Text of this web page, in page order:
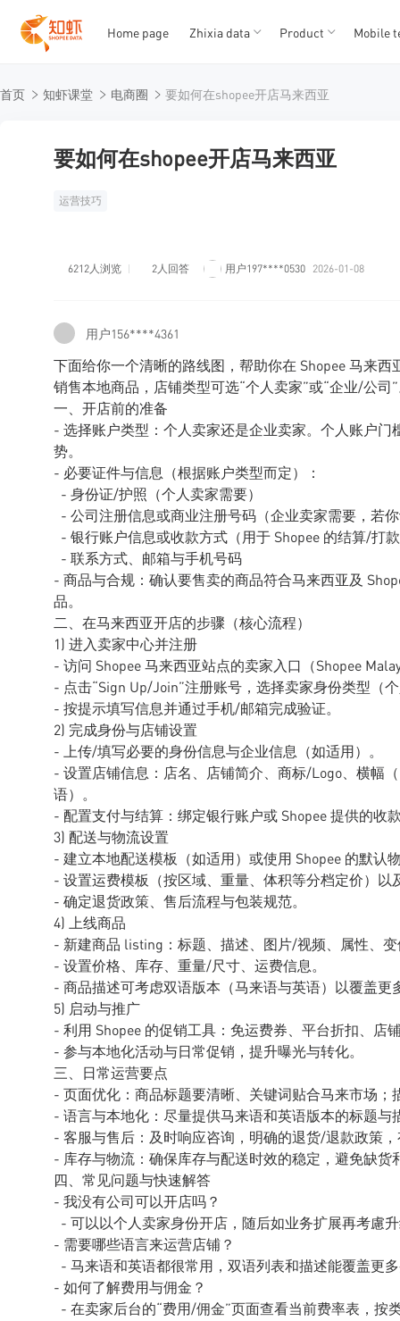
12345
Home page Zhixia data Product Mobile
首页 知虾课堂 电商圈 要如何在shopee开店马来西亚
要如何在shopee开店马来西亚
运营技巧
6212人浏览 2人回答 用户197****0530 2026-01-08
用户156****4361
下面给你一个清晰的路线图，帮助你在 Shopee 马来
销售本地商品，店铺类型可选“个人卖家”或“企业/公司
一、开店前的准备
- 选择账户类型：个人卖家还是企业卖家。个人账户
势。
- 必要证件与信息（根据账户类型而定）：
- 身份证/护照（个人卖家需要）
- 公司注册信息或商业注册号码（企业卖家需要，若
- 银行账户信息或收款方式（用于 Shopee 的结算/打
- 联系方式、邮箱与手机号码
- 商品与合规：确认要售卖的商品符合马来西亚及
品。
二、在马来西亚开店的步骤（核心流程）
1) 进入卖家中心并注册
- 访问 Shopee 马来西亚站点的卖家入口（Shopee
- 点击“Sign Up/Join”注册账号，选择卖家身份类型（
- 按提示填写信息并通过手机/邮箱完成验证。
2) 完成身份与店铺设置
- 上传/填写必要的身份信息与企业信息（如适用）。
- 设置店铺信息：店名、店铺简介、商标/Logo、横幅
语）。
- 配置支付与结算：绑定银行账户或 Shopee 提供的收
3) 配送与物流设置
- 建立本地配送模板（如适用）或使用 Shopee 的默认
- 设置运费模板（按区域、重量、体积等分档定价）以
- 确定退货政策、售后流程与包装规范。
4) 上线商品
- 新建商品 listing：标题、描述、图片/视频、属性、
- 设置价格、库存、重量/尺寸、运费信息。
- 商品描述可考虑双语版本（马来语与英语）以覆盖更
5) 启动与推广
- 利用 Shopee 的促销工具：免运费券、平台折扣、店
- 参与本地化活动与日常促销，提升曝光与转化。
三、日常运营要点
- 页面优化：商品标题要清晰、关键词贴合马来市场；
- 语言与本地化：尽量提供马来语和英语版本的标题与
- 客服与售后：及时响应咨询，明确的退货/退款政策
- 库存与物流：确保库存与配送时效的稳定，避免缺货
四、常见问题与快速解答
- 我没有公司可以开店吗？
- 可以以个人卖家身份开店，随后如业务扩展再考慮
- 需要哪些语言来运营店铺？
- 马来语和英语都很常用，双语列表和描述能覆盖更
- 如何了解费用与佣金？
- 在卖家后台的“费用/佣金”页面查看当前费率表，按